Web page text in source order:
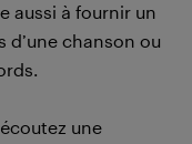
aussi à fournir un
chanson ou
une